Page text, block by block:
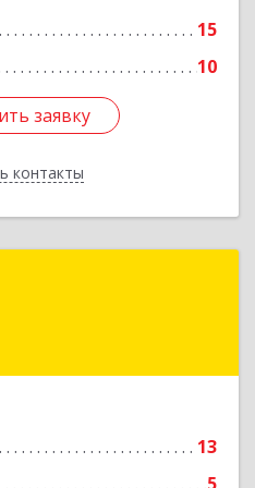
15
10
заявку
контакты
заявку
13
Пермь г, Уральская ул,